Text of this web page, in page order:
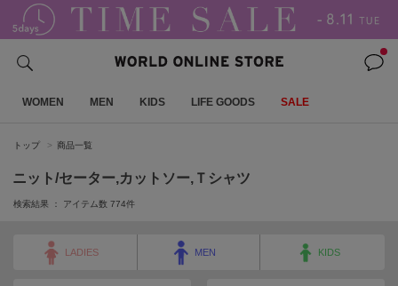
WOMEN MEN KIDS LIFE GOODS SALE
トップ 商品一覧
ニット/セーター,カットソー,Ｔシャツ
検索結果 ： アイテム数 774件
LADIES MEN KIDS